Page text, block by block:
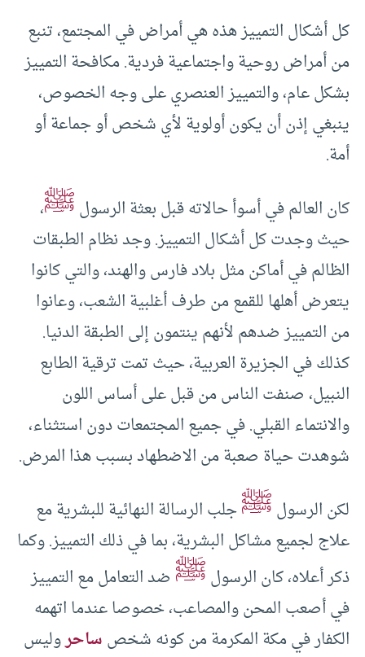
كل أشكال التمييز هذه هي أمراض في المجتمع، تنبع
من أمراض روحية واجتماعية فردية. مكافحة التمييز
بشكل عام، والتمييز العنصري على وجه الخصوص،
ينبغي إذن أن يكون أولوية لأي شخص أو جماعة أو
أمة.
كان العالم في أسوأ حالاته قبل بعثة الرسولﷺ،
حيث وجدت كل أشكال التمييز. وجد نظام الطبقات
الظالم في أماكن مثل بلاد فارس والهند، والتي كانوا
يتعرض أهلها للقمع من طرف أغلبية الشعب، وعانوا
من التمييز ضدهم لأنهم ينتمون إلى الطبقة الدنيا.
كذلك في الجزيرة العربية، حيث تمت ترقية الطابع
النبيل، صنفت الناس من قبل على أساس اللون
والانتماء القبلي. في جميع المجتمعات دون استثناء،
شوهدت حياة صعبة من الاضطهاد بسبب هذا المرض.
لكن الرسولﷺجلب الرسالة النهائية للبشرية مع
علاج لجميع مشاكل البشرية، بما في ذلك التمييز. وكما
ذكر أعلاه، كان الرسولﷺ ضد التعامل مع التمييز
في أصعب المحن والمصاعب، خصوصا عندما اتهمه
الكفار في مكة المكرمة من كونه شخصساحروليس